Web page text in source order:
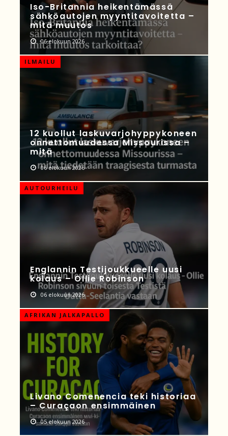
Iso-Britannia heikentämässä
sähköautojen myyntitavoitetta –
mitä muutos
06 elokuun 2026
ILMAILU
12 kuollut laskuvarjohyppykoneen
onnettomuudessa Missourissa –
mitä
06 elokuun 2026
AUTOURHEILU
Englannin Testijoukkueelle uusi
kolaus – Ollie Robinson
06 elokuun 2026
AFRIKAN JALKAPALLO
Livano Comenencia teki historiaa
– Curaçaon ensimmäinen
05 elokuun 2026